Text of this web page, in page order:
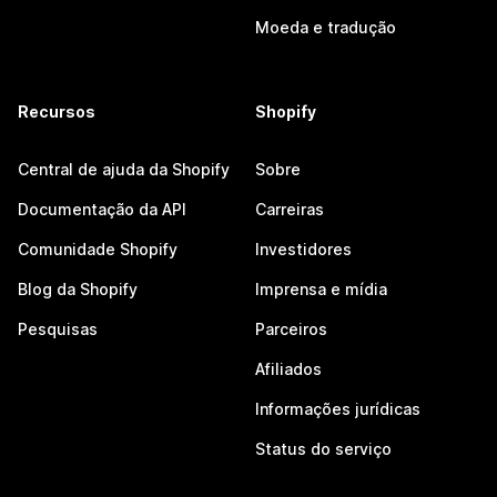
Moeda e tradução
Recursos
Central de ajuda da Shopify
Documentação da API
Comunidade Shopify
Blog da Shopify
Pesquisas
Shopify
Sobre
Carreiras
Investidores
Imprensa e mídia
Parceiros
Afiliados
Informações jurídicas
Status do serviço